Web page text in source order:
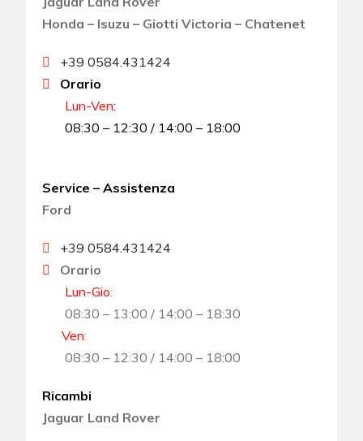
Honda – Isuzu – Giotti Victoria – Chatenet
+39 0584.431424
Orario
Lun-Ven:
08:30 – 12:30 / 14:00 – 18:00
Service – Assistenza
Ford
+39 0584.431424
Orario
Lun-Gio:
08:30 – 13:00 / 14:00 – 18:30
Ven:
08:30 – 12:30 / 14:00 – 18:00
Ricambi
Jaguar Land Rover